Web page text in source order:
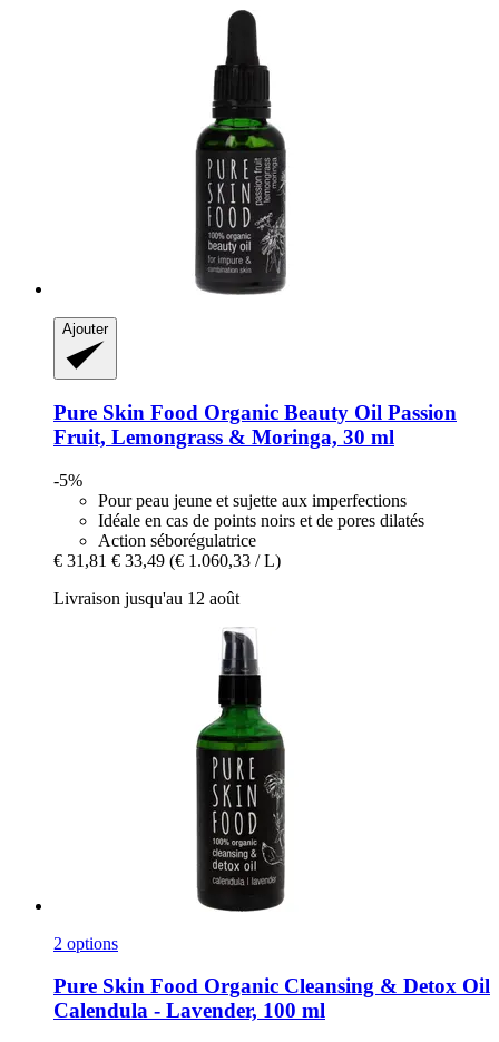
Ajouter
Pure Skin Food Organic Beauty Oil Passion
Fruit, Lemongrass & Moringa, 30 ml
-5%
Pour peau jeune et sujette aux imperfections
Idéale en cas de points noirs et de pores dilatés
Action séborégulatrice
€ 31,81 € 33,49 (€ 1.060,33 / L)
Livraison jusqu'au 12 août
2 options
Pure Skin Food Organic Cleansing & Detox Oil
Calendula -​ Lavender, 100 ml